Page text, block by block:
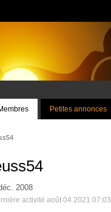
Petites annonces
2008
activité août 04 2021 07:03